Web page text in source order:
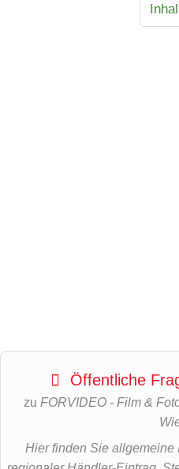
Öffentliche
zu FORVIDEO - Film &
Hier finden Sie allgemeine